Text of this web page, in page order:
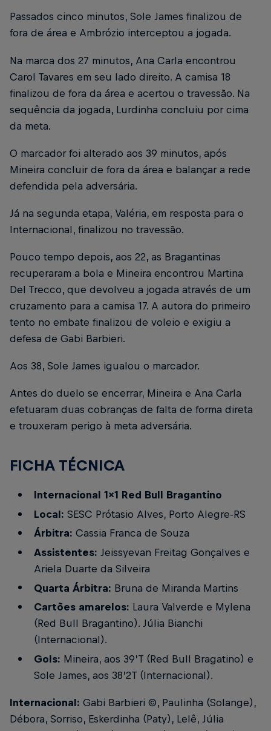
Passados cinco minutos, Sole James finalizou de
fora de área e Ambrózio interceptou a jogada.
Na marca dos 27 minutos, Ana Carla encontrou
Carol Tavares em seu lado direito. A camisa 18
finalizou de fora da área e acertou o travessão. Na
sequência da jogada, Lurdinha concluiu por cima
da meta.
O marcador foi alterado aos 39 minutos, após
Mineira concluir de fora da área e balançar a rede
defendida pela adversária.
Já na segunda etapa, Valéria, em resposta para o
Internacional, finalizou no travessão.
Pouco tempo depois, aos 22, as Bragantinas
recuperaram a bola e Mineira encontrou Martina
Del Trecco, que devolveu a jogada através de um
cruzamento para a camisa 17. A autora do primeiro
tento no embate finalizou de voleio e exigiu a
defesa de Gabi Barbieri.
Aos 38, Sole James igualou o marcador.
Antes do duelo se encerrar, Mineira e Ana Carla
efetuaram duas cobranças de falta de forma direta
e trouxeram perigo à meta adversária.
FICHA TÉCNICA
Internacional 1x1 Red Bull Bragantino
Local: SESC Prótasio Alves, Porto Alegre-RS
Árbitra: Cassia Franca de Souza
Assistentes: Jeissyevan Freitag Gonçalves e
Ariela Duarte da Silveira
Quarta Árbitra: Bruna de Miranda Martins
Cartões amarelos: Laura Valverde e Mylena
(Red Bull Bragantino). Júlia Bianchi
(Internacional).
Gols: Mineira, aos 39’T (Red Bull Bragatino) e
Sole James, aos 38’2T (Internacional).
Internacional: Gabi Barbieri ©, Paulinha (Solange),
Débora, Sorriso, Eskerdinha (Paty), Lelê, Júlia